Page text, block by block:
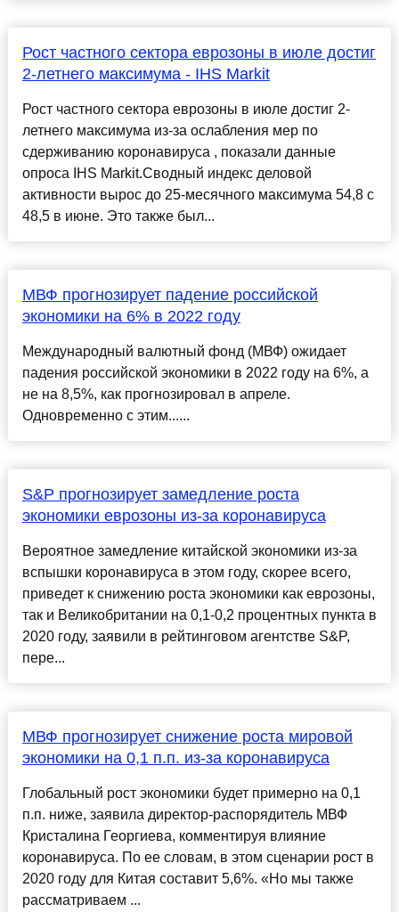
Рост частного сектора еврозоны в июле достиг
2-летнего максимума - IHS Markit
Рост частного сектора еврозоны в июле достиг 2-
летнего максимума из-за ослабления мер по
сдерживанию коронавируса , показали данные
опроса IHS Markit.Сводный индекс деловой
активности вырос до 25-месячного максимума 54,8 с
48,5 в июне. Это также был...
МВФ прогнозирует падение российской
экономики на 6% в 2022 году
Международный валютный фонд (МВФ) ожидает
падения российской экономики в 2022 году на 6%, а
не на 8,5%, как прогнозировал в апреле.
Одновременно с этим......
S&P прогнозирует замедление роста
экономики еврозоны из-за коронавируса
Вероятное замедление китайской экономики из-за
вспышки коронавируса в этом году, скорее всего,
приведет к снижению роста экономики как еврозоны,
так и Великобритании на 0,1-0,2 процентных пункта в
2020 году, заявили в рейтинговом агентстве S&P,
пере...
МВФ прогнозирует снижение роста мировой
экономики на 0,1 п.п. из-за коронавируса
Глобальный рост экономики будет примерно на 0,1
п.п. ниже, заявила директор-распорядитель МВФ
Кристалина Георгиева, комментируя влияние
коронавируса. По ее словам, в этом сценарии рост в
2020 году для Китая составит 5,6%. «Но мы также
рассматриваем ...